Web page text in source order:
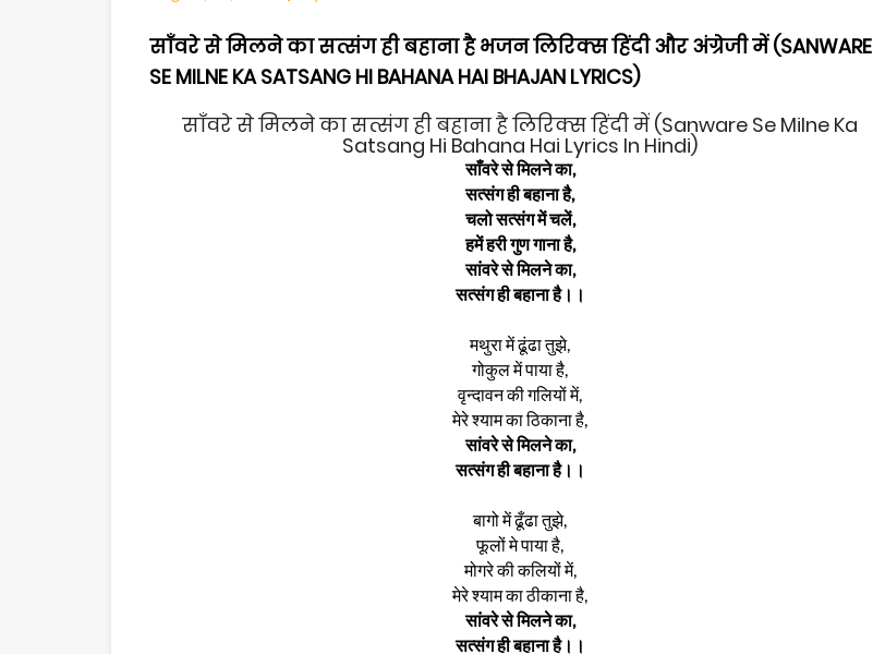
साँवरे से मिलने का सत्संग ही बहाना है भजन लिरिक्स हिंदी और अंग्रेजी में (SANWARE
SE MILNE KA SATSANG HI BAHANA HAI BHAJAN LYRICS)
साँवरे से मिलने का सत्संग ही बहाना है लिरिक्स हिंदी में (Sanware Se Milne Ka
Satsang Hi Bahana Hai Lyrics In Hindi)
साँवरे से मिलने का,
सत्संग ही बहाना है,
चलो सत्संग में चलें,
हमें हरी गुण गाना है,
सांवरे से मिलने का,
सत्संग ही बहाना है।।
मथुरा में ढूंढा तुझे,
गोकुल में पाया है,
वृन्दावन की गलियों में,
मेरे श्याम का ठिकाना है,
सांवरे से मिलने का,
सत्संग ही बहाना है।।
बागो में ढूँढा तुझे,
फूलों मे पाया है,
मोगरे की कलियों में,
मेरे श्याम का ठीकाना है,
सांवरे से मिलने का,
सत्संग ही बहाना है।।